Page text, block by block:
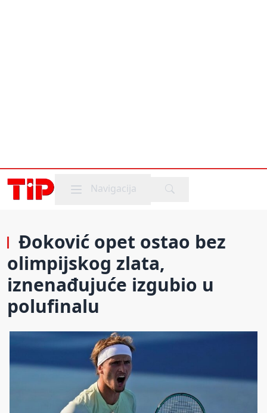
Mobile menu
Navigacija
Đoković opet ostao bez
olimpijskog zlata,
iznenađujuće izgubio u
polufinalu